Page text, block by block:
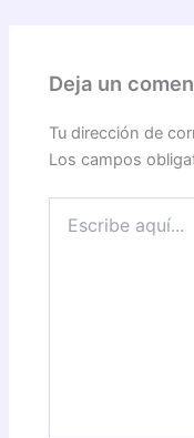
Deja un
Tu dirección de
Los campos
aquí...